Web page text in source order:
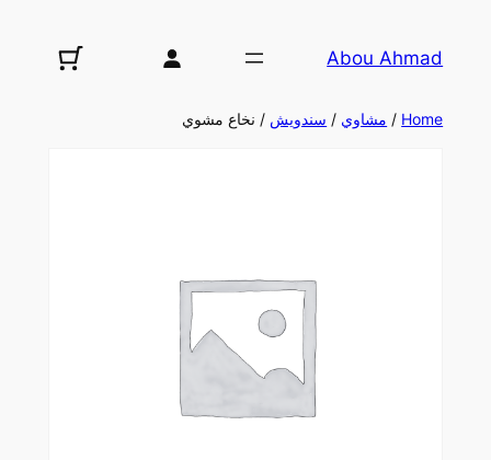
Abou Ahmad
Home
/ مشاوي / سندويش / نخاع مشوي